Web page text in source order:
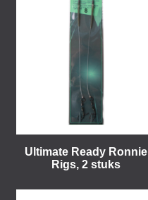
Ultimate Ready Ronnie
Rigs, 2 stuks